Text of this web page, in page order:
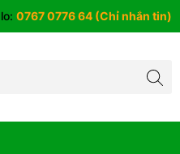
0767 0776 64 (Chỉ nhắn tin)